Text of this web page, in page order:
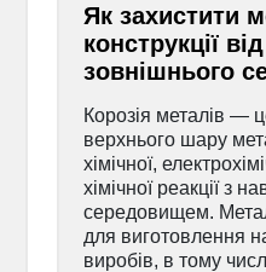
Як захистити
конструкції
зовнішнього
Корозія металів —
верхнього шару
хімічної,
хімічної реакції з
середовищем.
для виготовлення
виробів, в тому